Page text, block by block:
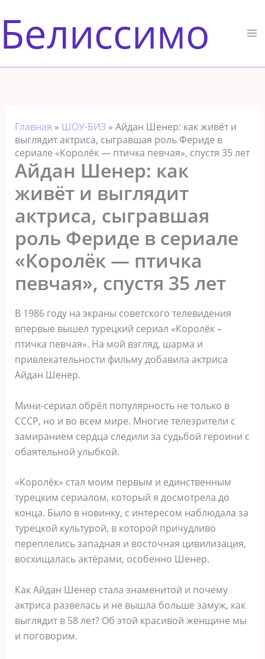
к
содержимому
Белиссимо
Главная » ШОУ-БИЗ» Айдан Шенер: как живёт и
выглядит актриса, сыгравшая роль Фериде в
сериале «Королёк — птичка певчая», спустя 35 лет
Айдан Шенер: как
живёт и выглядит
актриса, сыгравшая
роль Фериде в сериале
«Королёк — птичка
певчая», спустя 35 лет
В 1986 году на экраны советского телевидения
впервые вышел турецкий сериал «Королёк –
птичка певчая». На мой взгляд, шарма и
привлекательности фильму добавила актриса
Айдан Шенер.
Мини-сериал обрёл популярность не только в
СССР, но и во всем мире. Многие телезрители с
замиранием сердца следили за судьбой героини с
обаятельной улыбкой.
«Королёк» стал моим первым и единственным
турецким сериалом, который я досмотрела до
конца. Было в новинку, с интересом наблюдала за
турецкой культурой, в которой причудливо
переплелись западная и восточная цивилизация,
восхищалась актёрами, особенно Шенер.
Как Айдан Шенер стала знаменитой и почему
актриса развелась и не вышла больше замуж, как
выглядит в 58 лет? Об этой красивой женщине мы
и поговорим.